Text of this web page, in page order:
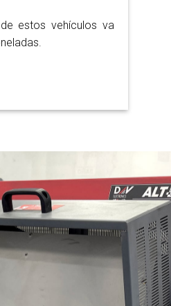
estos vehículos va